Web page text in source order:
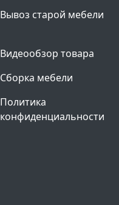
Вывоз старой мебели
Видеообзор товара
Сборка мебели
Политика
конфиденциальности